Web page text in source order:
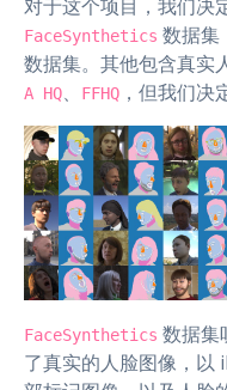
对于这个项目，我们
FaceSynthetics 数据集
数据集。其他包含真实
A HQ、 FFHQ ，但我们决
FaceSynthetics 数据集
了真实的人脸图像，以